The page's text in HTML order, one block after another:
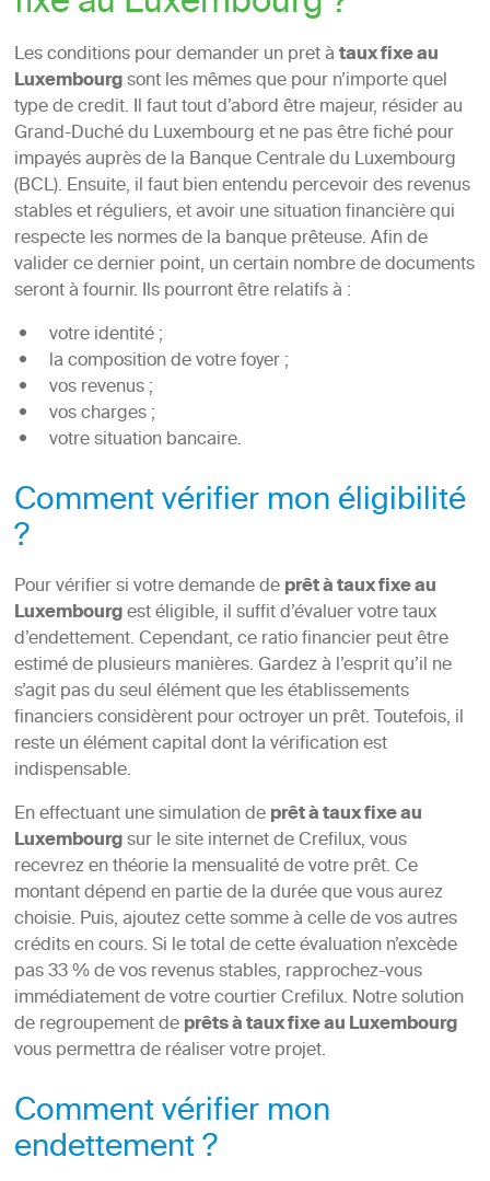
Les conditions pour demander un pret àtaux fixe au
Luxembourgsont les mêmes que pour n’importe quel
type de credit. Il faut tout d’abord être majeur, résider au
Grand-Duché du Luxembourg et ne pas être fiché pour
impayés auprès de la Banque Centrale du Luxembourg
(BCL). Ensuite, il faut bien entendu percevoir des revenus
stables et réguliers, et avoir une situation financière qui
respecte les normes de la banque prêteuse. Afin de
valider ce dernier point, un certain nombre de documents
seront à fournir. Ils pourront être relatifs à :
votre identité ;
la composition de votre foyer ;
vos revenus ;
vos charges ;
votre situation bancaire.
Comment vérifier mon éligibilité
?
Pour vérifier si votre demande deprêt à taux fixe au
Luxembourgest éligible, il suffit d’évaluer votre taux
d’endettement. Cependant, ce ratio financier peut être
estimé de plusieurs manières. Gardez à l’esprit qu’il ne
s’agit pas du seul élément que les établissements
financiers considèrent pour octroyer un prêt. Toutefois, il
reste un élément capital dont la vérification est
indispensable.
En effectuant une simulation deprêt à taux fixe au
Luxembourgsur le site internet de Crefilux, vous
recevrez en théorie la mensualité de votre prêt. Ce
montant dépend en partie de la durée que vous aurez
choisie. Puis, ajoutez cette somme à celle de vos autres
crédits en cours. Si le total de cette évaluation n’excède
pas 33 % de vos revenus stables, rapprochez-vous
immédiatement de votre courtier Crefilux. Notre solution
de regroupement deprêts à taux fixe au Luxembourg
vous permettra de réaliser votre projet.
Comment vérifier mon
endettement ?